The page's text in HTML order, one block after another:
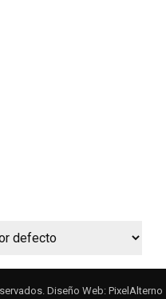
Diseño Web: PixelAlterno